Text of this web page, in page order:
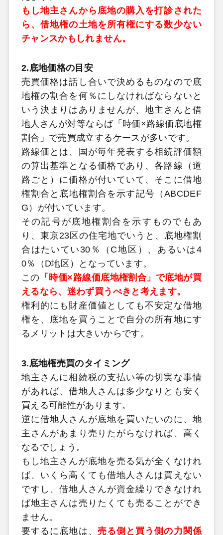
もし地主さんから底地の購入を打診された
ら、借地権の土地を所有権にする数少ない
チャンスかもしれません。
2.底地価格の目安
売買価格は話し合いで決めるものなので底
地権の割合を何％にしなければならないと
いう決まりはありませんが、地主さんと借
地人さんが対等ならば「時価×路線価底地権
割合」で売買成立するケースが多いです。
路線価とは、国が毎年発表する相続評価額
の算出基準となる価格であり、各路線（道
路ごと）に価格が付いていて、そこに借地
権割合と底地権割合を示す記号（ABCDEF
G）が付いています。
その記号が底地権割合を示すものでもあ
り、東京23区の住宅地でいうと、底地権割
合はたいてい30％（C地区）、あるいは4
0％（D地区）となっています。
この 「時価×路線価底地権割合」で底地が買
えるなら、迷わず買うべきと考えます。
権利的にも財産価値としても不安定な借地
権を、底地を買うことで自分の所有地にす
るメリットは大きいからです。
3.底地権売買のタイミング
地主さんに相続税の支払い等の切実な事情
があれば、借地人さんは多少なりとも安く
買える可能性があります。
逆に借地人さんが底地を買いたいのに、地
主さんがあまり売りたがらなければ、高く
なるでしょう。
もし地主さんが底地を売る気が全くなけれ
ば、いくら高くても借地人さんは買えない
ですし、借地人さんが資金繰りできなけれ
ば地主さんは売りたくても売ることができ
ません。
要するに底地は、 売る側と買う側の力関係